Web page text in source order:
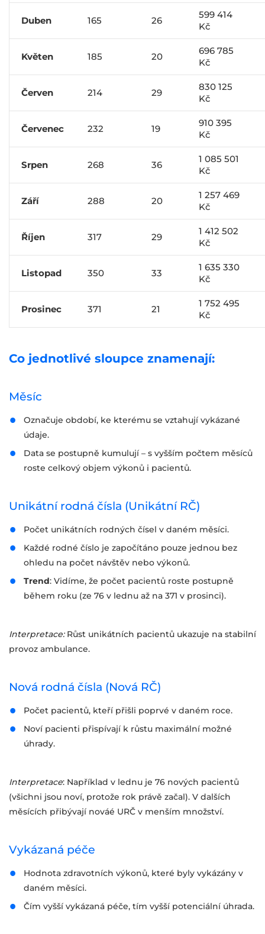
Duben 165 26
599 414
Kč
Květen 185 20
696 785
Kč
Červen 214 29
830 125
Kč
Červenec 232 19
910 395
Kč
Srpen 268 36
1 085 501
Kč
Září 288 20
1 257 469
Kč
Říjen 317 29
1 412 502
Kč
Listopad 350 33
1 635 330
Kč
Prosinec 371 21
1 752 495
Kč
Co jednotlivé sloupce znamenají:
Měsíc
Označuje období, ke kterému se vztahují vykázané
údaje.
Data se postupně kumulují – s vyšším počtem měsíců
roste celkový objem výkonů i pacientů.
Unikátní rodná čísla (Unikátní RČ)
Počet unikátních rodných čísel v daném měsíci.
Každé rodné číslo je započítáno pouze jednou bez
ohledu na počet návštěv nebo výkonů.
Trend: Vidíme, že počet pacientů roste postupně
během roku (ze 76 v lednu až na 371 v prosinci).
Interpretace:Růst unikátních pacientů ukazuje na stabilní
provoz ambulance.
Nová rodná čísla (Nová RČ)
Počet pacientů, kteří přišli poprvé v daném roce.
Noví pacienti přispívají k růstu maximální možné
úhrady.
Interpretace: Například v lednu je 76 nových pacientů
(všichni jsou noví, protože rok právě začal). V dalších
měsících přibývají nováé URČ v menším množství.
Vykázaná péče
Hodnota zdravotních výkonů, které byly vykázány v
daném měsíci.
Čím vyšší vykázaná péče, tím vyšší potenciální úhrada.